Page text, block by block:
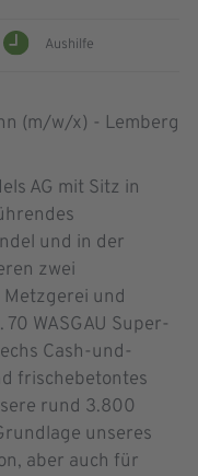
Aushilfe
AG mit Sitz in
und in der
zwei
und
WASGAU Super-
Cash-und-
frischebetontes
rund 3.800
unseres
aber auch für